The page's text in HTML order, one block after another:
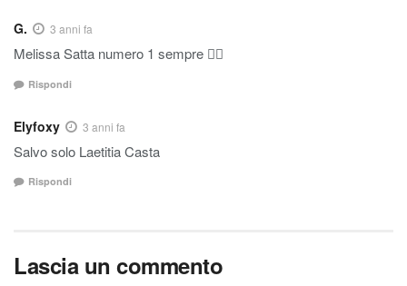
G. 3 anni fa
Melissa Satta numero 1 sempre 👍🏼
Rispondi
Elyfoxy 3 anni fa
Salvo solo Laetitia Casta
Rispondi
Lascia un commento